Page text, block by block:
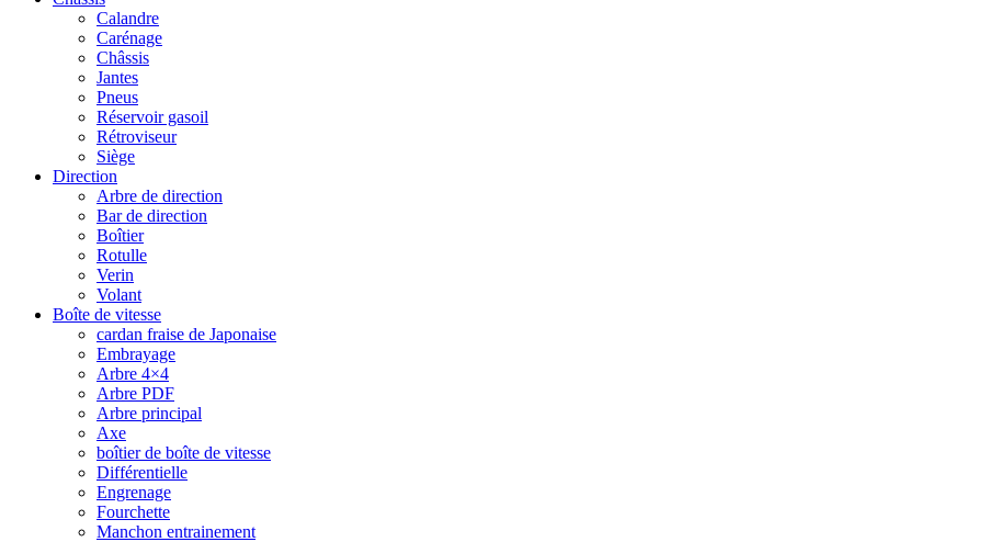
Calandre
Carénage
Châssis
Jantes
Pneus
Réservoir gasoil
Rétroviseur
Siège
Direction
Arbre de direction
Bar de direction
Boîtier
Rotulle
Verin
Volant
Boîte de vitesse
cardan fraise de Japonaise
Embrayage
Arbre 4×4
Arbre PDF
Arbre principal
Axe
boîtier de boîte de vitesse
Différentielle
Engrenage
Fourchette
Manchon entrainement